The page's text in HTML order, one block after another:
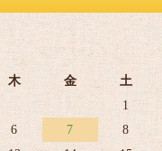
木 金
土
1
6 7
8